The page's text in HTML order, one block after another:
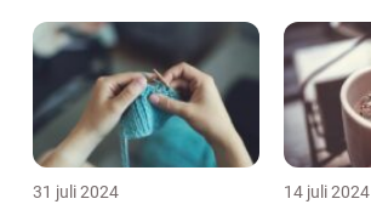
31 juli 2024 14 juli 2024